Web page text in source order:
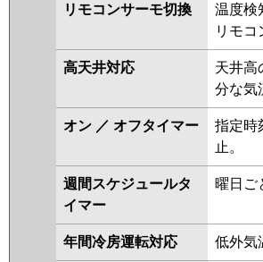
PCZ-
ERMP63SKR
RPC-GP63RSHJ9
GP63RSHJ8
RPC-GP63RSHJ6
GP63RSHJ5
RPC-GP63RSHJ3
GP63RSHJ2
三菱重工
FDEV635HK5S
リモコンサーモ切換
温度検
リモコ
高天井対応
天井高
分な気
オン ／ オフタイマー
指定時
止。
週間スケジュールタ
イマー
曜日ご
年間冷房運転対応 低外気